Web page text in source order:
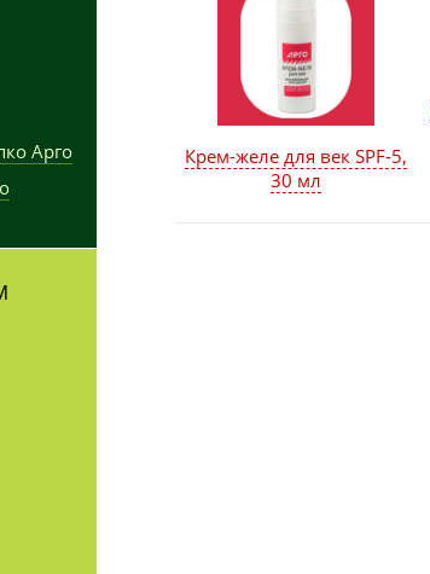
Крем-желе для век SPF-5,
30 мл
Арго